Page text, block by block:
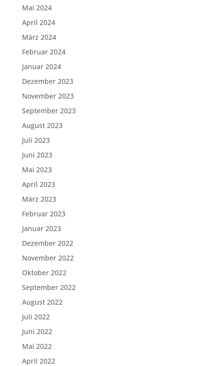
Mai 2024
April 2024
März 2024
Februar 2024
Januar 2024
Dezember 2023
November 2023
September 2023
August 2023
Juli 2023
Juni 2023
Mai 2023
April 2023
März 2023
Februar 2023
Januar 2023
Dezember 2022
November 2022
Oktober 2022
September 2022
August 2022
Juli 2022
Juni 2022
Mai 2022
April 2022